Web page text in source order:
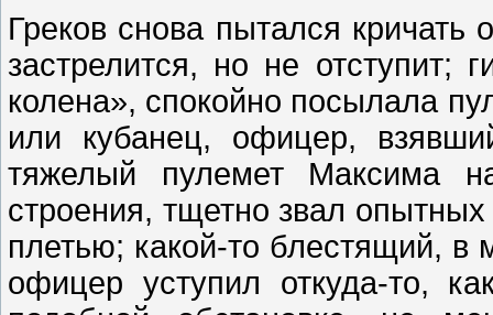
Греков снова пытался кричать
застрелится, но не отступит;
колена», спокойно посылала
или кубанец, офицер,
тяжелый пулемет Максима
строения, тщетно звал
плетью; какой-то блестящий, в
офицер уступил откуда-то,